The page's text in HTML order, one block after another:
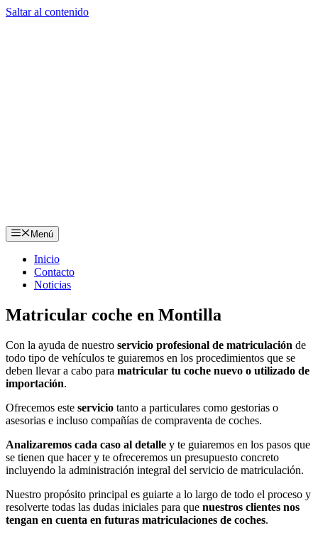
Saltar al contenido
Menú
Inicio
Contacto
Noticias
Matricular coche en Montilla
Con la ayuda de nuestro servicio profesional de matriculación de
todo tipo de vehículos te guiaremos en los procedimientos que se
deben llevar a cabo para matricular tu coche nuevo o utilizado de
importación.
Ofrecemos este servicio tanto a particulares como gestorias o
asesorias e incluso compañías de compraventa de coches.
Analizaremos cada caso al detalle y te guiaremos en los pasos que
se tienen que hacer y te ofreceremos un presupuesto concreto
incluyendo la administración integral del servicio de matriculación.
Nuestro propósito principal es guiarte a lo largo de todo el proceso y
resolverte todas las dudas iniciales para que nuestros clientes nos
tengan en cuenta en futuras matriculaciones de coches.